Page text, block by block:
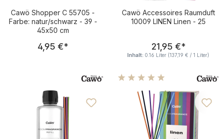
Cawö Shopper C 55705 -
Farbe: natur/schwarz - 39 -
45x50 cm
Regulärer Preis:
4,95 €*
Cawö Accessoires Raumduft
10009 LINEN Linen - 25
Regulärer
21,95 €*
Inhalt: 0.16 Liter (137,19 € / 1 Liter)
Durchschnittliche